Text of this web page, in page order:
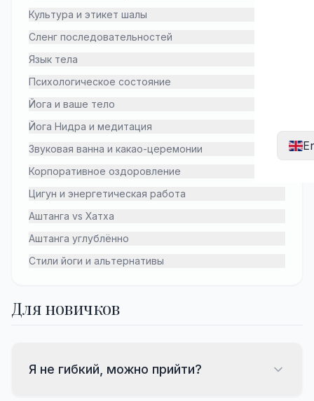
Культура и этикет шалы
Сленг последовательностей
Язык тела
Психологическое состояние
Йога и ваше тело
Йога Нидра и медитация
Звуковая ванна и какао-церемонии
Корпоративное оздоровление
Цигун и энергетическая работа
Аштанга vs Хатха
Аштанга углублённо
Стили йоги и альтернативы
Для новичков
Я не гибкий, можно прийти?